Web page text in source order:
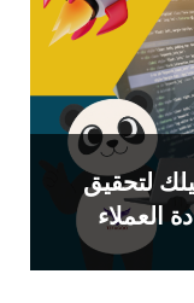
لتحقيق
العملاء